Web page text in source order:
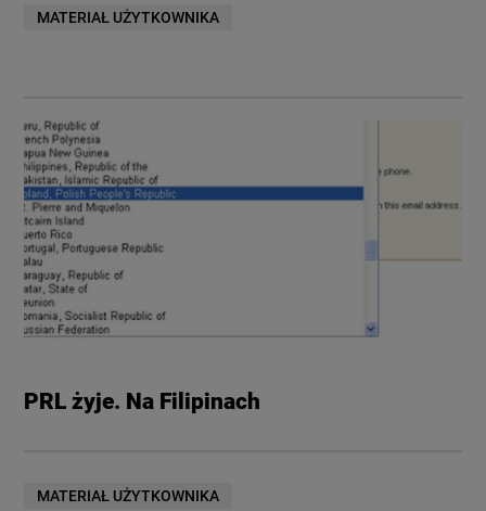
MATERIAŁ UŻYTKOWNIKA
PRL żyje. Na Filipinach
MATERIAŁ UŻYTKOWNIKA